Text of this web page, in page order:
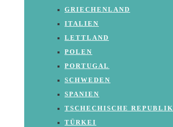
GRIECHENLAND
ITALIEN
LETTLAND
POLEN
PORTUGAL
SCHWEDEN
SPANIEN
TSCHECHISCHE REPUBLIK
TÜRKEI